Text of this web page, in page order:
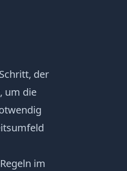
der
, um die
im